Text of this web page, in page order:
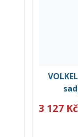
3 127 Kč